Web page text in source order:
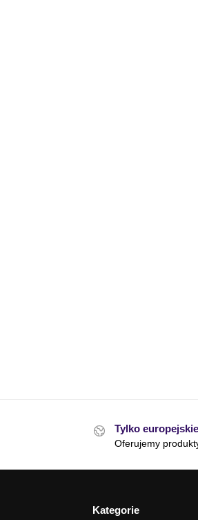
Tylko
Oferujemy
Kategorie